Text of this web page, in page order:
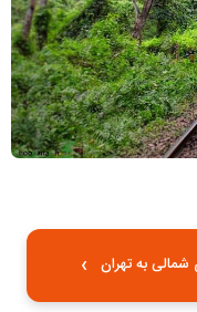
به تهران ›